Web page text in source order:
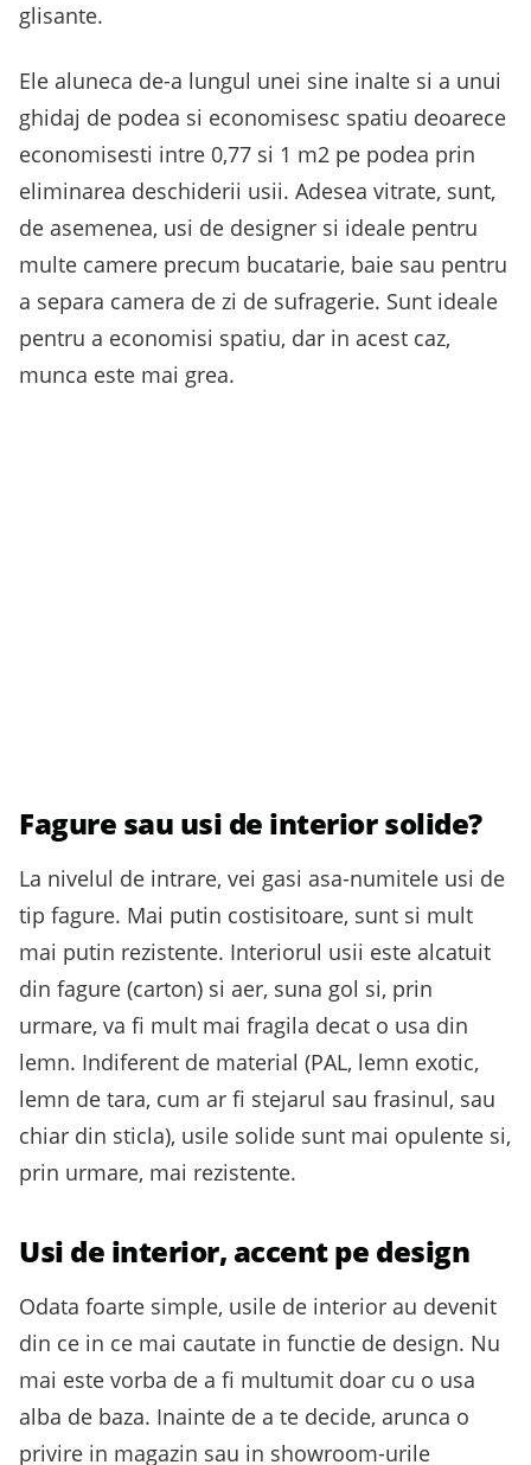
glisante.
Ele aluneca de-a lungul unei sine inalte si a unui
ghidaj de podea si economisesc spatiu deoarece
economisesti intre 0,77 si 1 m2 pe podea prin
eliminarea deschiderii usii. Adesea vitrate, sunt,
de asemenea, usi de designer si ideale pentru
multe camere precum bucatarie, baie sau pentru
a separa camera de zi de sufragerie. Sunt ideale
pentru a economisi spatiu, dar in acest caz,
munca este mai grea.
Fagure sau usi de interior solide?
La nivelul de intrare, vei gasi asa-numitele usi de
tip fagure. Mai putin costisitoare, sunt si mult
mai putin rezistente. Interiorul usii este alcatuit
din fagure (carton) si aer, suna gol si, prin
urmare, va fi mult mai fragila decat o usa din
lemn. Indiferent de material (PAL, lemn exotic,
lemn de tara, cum ar fi stejarul sau frasinul, sau
chiar din sticla), usile solide sunt mai opulente si,
prin urmare, mai rezistente.
Usi de interior, accent pe design
Odata foarte simple, usile de interior au devenit
din ce in ce mai cautate in functie de design. Nu
mai este vorba de a fi multumit doar cu o usa
alba de baza. Inainte de a te decide, arunca o
privire in magazin sau in showroom-urile